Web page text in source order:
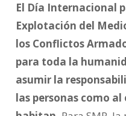
El Día Internacional
Explotación del
los Conflictos
para toda la
asumir la
las personas como